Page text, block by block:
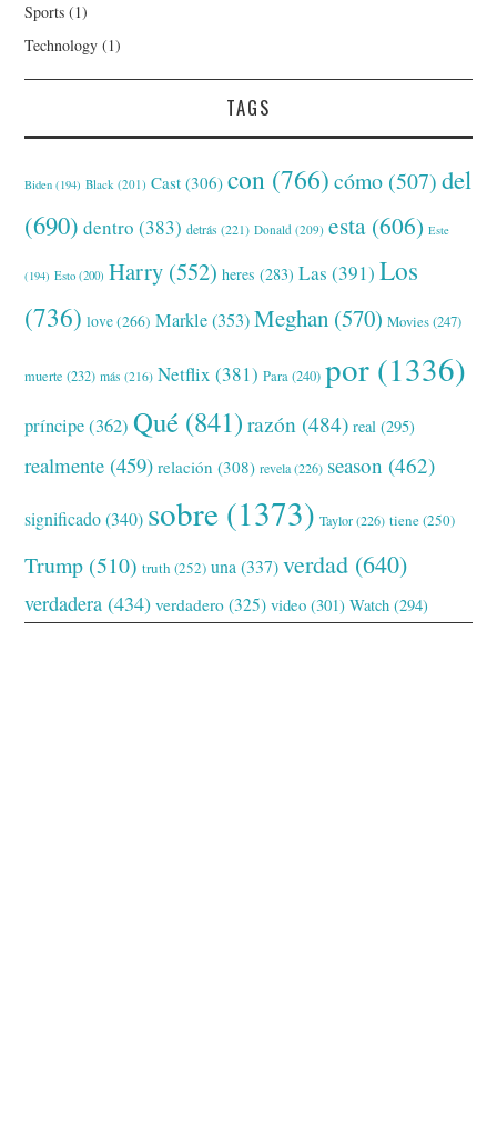
Sports (1)
Technology (1)
TAGS
Biden (194) Black (201) Cast (306) con (766) cómo (507) del
(690) dentro (383) detrás (221) Donald (209) esta (606) Este
(194) Esto (200) Harry (552) heres (283) Las (391) Los
(736) love(266) Markle(353) Meghan (570) Movies(247)
muerte (232) más (216) Netflix (381) Para(240) por (1336)
príncipe(362) Qué (841) razón (484) real (295)
realmente (459) relación (308) revela(226) season (462)
significado(340) sobre (1373) Taylor(226) tiene(250)
Trump (510) truth (252) una(337) verdad (640)
verdadera (434) verdadero (325) video (301) Watch (294)